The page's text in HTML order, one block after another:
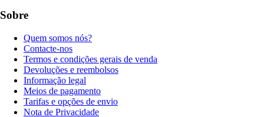
Sobre
Quem somos nós?
Contacte-nos
Termos e condições gerais de venda
Devoluções e reembolsos
Informação legal
Meios de pagamento
Tarifas e opções de envio
Nota de Privacidade